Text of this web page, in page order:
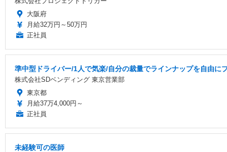
大阪府
月給32万円～50万円
正社員
準中型ドライバー/1人で気楽/自分の裁量でラインナップを自由に
株式会社SDベンディング 東京営業部
東京都
月給37万4,000円～
正社員
未経験可の医師